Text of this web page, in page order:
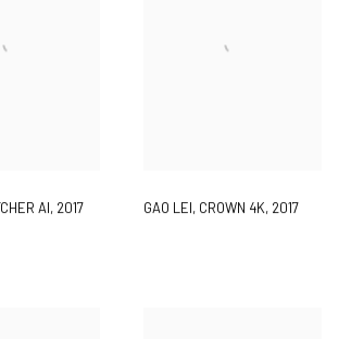
AI, 2017 GAO LEI, CROWN 4K, 2017